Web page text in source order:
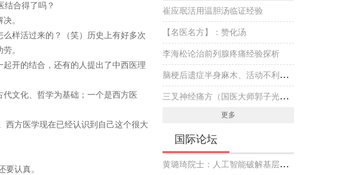
结合得了吗？
。
样活过来的？（笑）历史上有好多次
。
开的结合，还有的人提出了中西医理
文化、哲学为基础；一个是西方医
西方医学现在已经认识到自己这个很大
认真。
崔应珉活用温胆汤临证经验
【名医名方】：赞化汤
李海松论治前列腺疼痛经验探析
脑梗后遗症半身麻木、活动不利伴头晕，国医大师专方黄芪虫藤饮的实战医案
三叉神经痛方（国医大师郭子光经验方）
更多
国际论坛
黄璐琦院士：人工智能破解基层中医药传承创新发展难题